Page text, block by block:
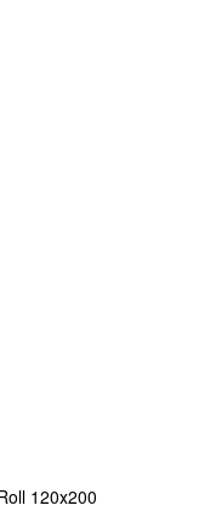
120х200